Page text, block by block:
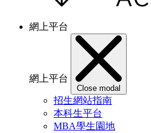
網上平台
網上平台
Close modal
招生網站指南
本科生平台
MBA學生園地